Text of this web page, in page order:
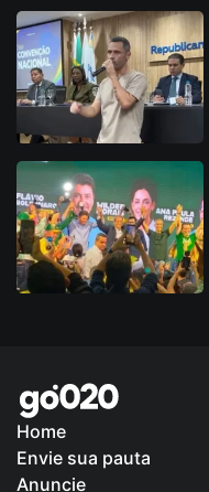
Home
Envie sua pauta
Anuncie